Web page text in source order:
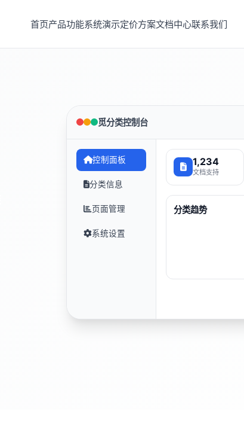
首页产品功能系统演示定价方案文档中心联系我们
觅分类控制台
控制面板
分类信息
页面管理
系统设置
1,234
文档支持
分类趋势